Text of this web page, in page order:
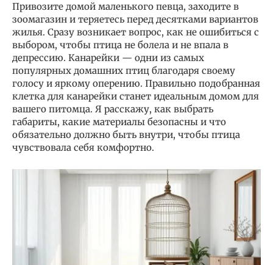
Привозите домой маленького певца, заходите в
зоомагазин и теряетесь перед десятками вариантов
жилья. Сразу возникает вопрос, как не ошибиться с
выбором, чтобы птица не болела и не впала в
депрессию. Канарейки — одни из самых
популярных домашних птиц благодаря своему
голосу и яркому оперению. Правильно подобранная
клетка для канарейки станет идеальным домом для
вашего питомца. Я расскажу, как выбрать
габариты, какие материалы безопасны и что
обязательно должно быть внутри, чтобы птица
чувствовала себя комфортно.